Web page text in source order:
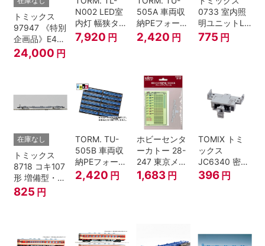
トミックス
97947 《特別
企画品》E4系
上越新幹線 新
塗装・ラスト
24,000 円
N002 LED室
内灯 幅狭タイ
プ・白色 10本
鉄道模型
7,920 円
505A 車両収
納PEフォーム
12両用 (ライ
トグレー) 2枚
2,420 円
0733 室内照
明ユニットLC
(白色)
775 円
在庫なし
トミックス
8718 コキ107
形 増備型・コ
ンテナなし Ｎ
ゲージ
825 円
TORM. TU-
505B 車両収
納PEフォーム
12両用 (ダー
クグレー) 2枚
2,420 円
ホビーセンタ
ーカトー 28-
247 東京メト
ロ半蔵門線
18000系グレ
1,683 円
TOMIX トミ
ックス
JC6340 密連
形TNカプラー
ジ
396 円